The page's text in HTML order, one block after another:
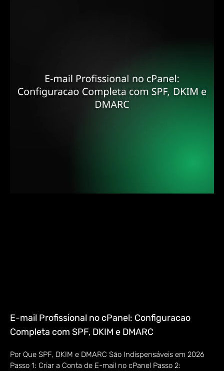
E-mail Profissional no cPanel: Configuracao
Completa com SPF, DKIM e DMARC
Por Que SPF, DKIM e DMARC São Indispensáveis em 2026
Passo 1: Criar a Conta de E-mail no cPanel Passo 2: